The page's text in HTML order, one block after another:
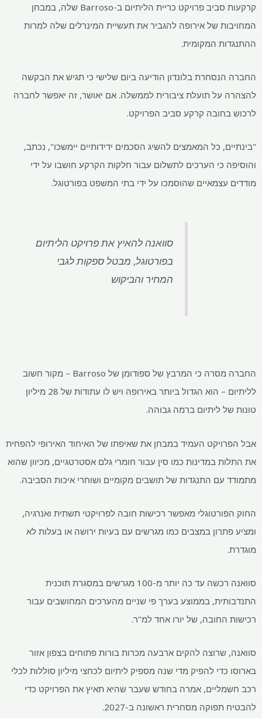
קרקעות סביב פרויקט כריית הליתיום ב-Barroso שלה, במבחן
של אירופה להגביר את תעשיית המינרלים שלה למרות
המקומית.
בלונדון הודיעה ביום שלישי כי תגיש את הבקשה
על תועלת ציבורית לממשלה. אם יאושר, זה יאפשר לחברה
קרקע סביב הפרויקט.
כל המאמצים להשיג הסכמים ידידותיים יימשכו", נכתב,
כי הערכים לתשלום עבור חלקות הקרקע חושבו על ידי
שהוסמכו על ידי בתי המשפט בפורטוגל.
סוואנה להאיץ את פרויקט הליתיום
בפורטוגל, מבטל ספקות לגבי
המחיר והביקוש
החברה מסרה כי המרבץ של ספודומן של Barroso – מקור חשוב
לליתיום – הוא הגדול ביותר באירופה ויש לו עתודות של 28 מיליון
ליתיום ברמה גבוהה.
העמיד במבחן את שאיפתו של האיחוד האירופי להפחית
במדינות כמו סין עבור חומרי גלם אסטרטגיים, מכיוון שהוא
התנגדות של תושבים מקומיים ושוחרי איכות הסביבה.
מאפשר רכישות חובה לפרויקטי תשתית ואנרגיה,
במצבים כמו מגרשים עם בעיות ירושה או בעלות לא
סוואנה רכשה עד כה יותר מ-100 מגרשים במסגרת תוכנית
בממוצע בערך פי שניים מהערכים המחושבים עבור
של יורו אחד למ"ר.
שרוצה להקים ארבעה מכרות בורות פתוחים בצפון אזור
להפיק מדי שנה מספיק ליתיום לכחצי מיליון סוללות לכלי
אמרה בחודש שעבר שהיא תאיץ את הפרויקט כדי
מסחרית ראשונה ב-2027.